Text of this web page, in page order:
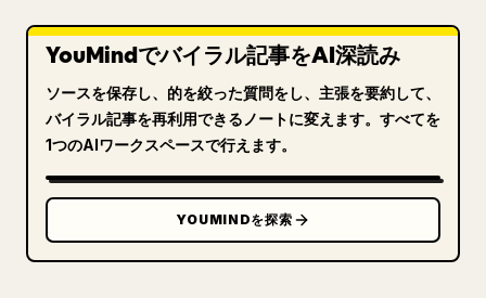
YouMindでバイラル記事をAI深読み
ソースを保存し、的を絞った質問をし、主張を要約して、
バイラル記事を再利用できるノートに変えます。すべてを
1つのAIワークスペースで行えます。
YOUMINDを探索